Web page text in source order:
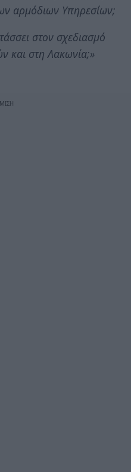
αρμόδιων Υπηρεσίων;
στον σχεδιασμό
και στη Λακωνία;»